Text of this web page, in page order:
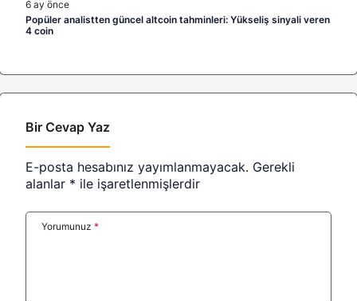
6 ay önce
Popüler analistten güncel altcoin tahminleri: Yükseliş sinyali veren
4 coin
Bir Cevap Yaz
E-posta hesabınız yayımlanmayacak. Gerekli
alanlar * ile işaretlenmişlerdir
Yorumunuz *